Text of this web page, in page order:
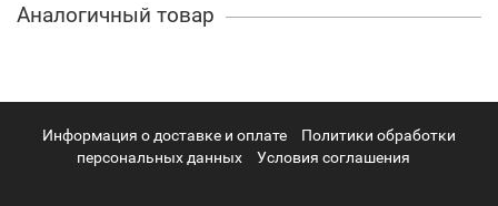
Аналогичный товар
Информация о доставке и оплате
Политики обработки
персональных данных
Условия соглашения